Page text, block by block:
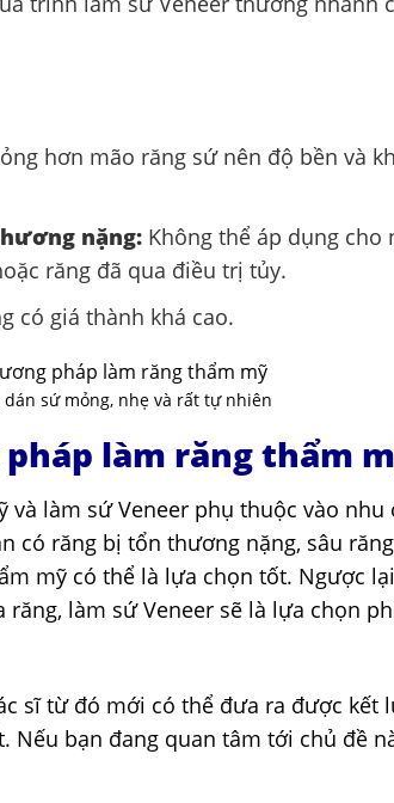
hơn mão răng sứ nên độ bền và
nặng: Không thể áp dụng cho
răng đã qua điều trị tủy.
có giá thành khá cao.
dán sứ mỏng, nhẹ và rất tự nhiên
làm răng thẩm
làm sứ Veneer phụ thuộc vào nhu
có răng bị tổn thương nặng, sâu
mỹ có thể là lựa chọn tốt. Ngược
làm sứ Veneer sẽ là lựa chọn
sĩ từ đó mới có thể đưa ra được kết
Nếu bạn đang quan tâm tới chủ đề